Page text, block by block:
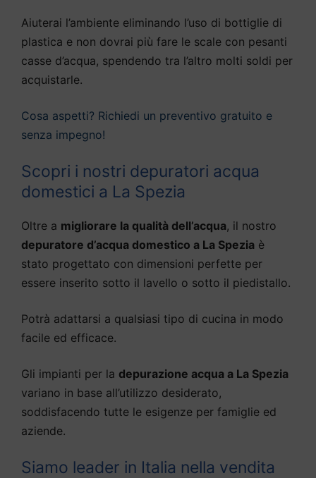
Aiuterai l’ambiente eliminando l’uso di bottiglie di
plastica e non dovrai più fare le scale con pesanti
casse d’acqua, spendendo tra l’altro molti soldi per
acquistarle.
Cosa aspetti? Richiedi un preventivo gratuito e
senza impegno!
Scopri i nostri depuratori acqua
domestici a La Spezia
Oltre a migliorare la qualità dell’acqua, il nostro
depuratore d’acqua domestico a La Spezia è
stato progettato con dimensioni perfette per
essere inserito sotto il lavello o sotto il piedistallo.
Potrà adattarsi a qualsiasi tipo di cucina in modo
facile ed efficace.
Gli impianti per la depurazione acqua a La Spezia
variano in base all’utilizzo desiderato,
soddisfacendo tutte le esigenze per famiglie ed
aziende.
Siamo leader in Italia nella vendita